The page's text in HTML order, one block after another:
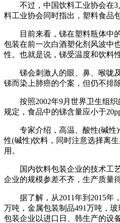
不过，中国饮料工业协会在3
料工业协会同时指出，塑料食品
目前来看，锑在塑料瓶体中的
包装在前一次白酒塑化剂风波中
性。也就是说，锑受温度和饮料
锑会刺激人的眼、鼻、喉咙及
锑而染上肺癌的个案，但仍不排
按照2002年9月世界卫生组织
规定，食品中的锑含量应小于
专家介绍，高温、酸性(碱性)
性(碱性)饮料，同时注意选择离
用。
国内饮料包装企业的技术工艺
企业的规模参差不齐，生产质量
据了解，从2011年到2015年，
万吨，金属包装制品491万吨，
包装企业以进口日、韩生产的设